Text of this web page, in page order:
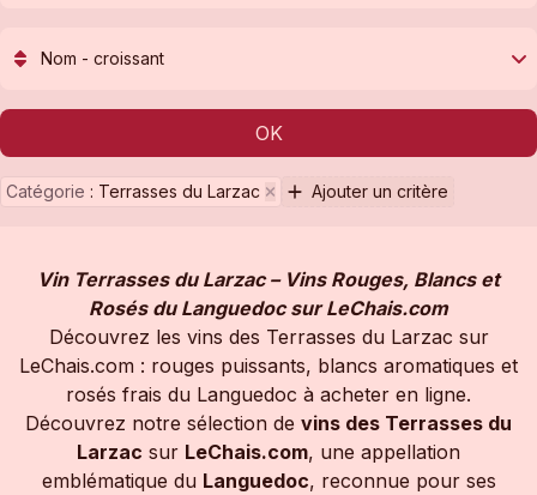
Nom - croissant
OK
Catégorie : Terrasses du Larzac Ajouter un critère
Vin Terrasses du Larzac – Vins Rouges, Blancs et
Rosés du Languedoc sur LeChais.com
Découvrez les vins des Terrasses du Larzac sur
LeChais.com : rouges puissants, blancs aromatiques et
rosés frais du Languedoc à acheter en ligne.
Découvrez notre sélection de vins des Terrasses du
Larzac sur LeChais.com, une appellation
emblématique du Languedoc, reconnue pour ses